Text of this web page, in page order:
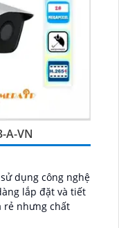
A-VN
dụng công nghệ
lắp đặt và tiết